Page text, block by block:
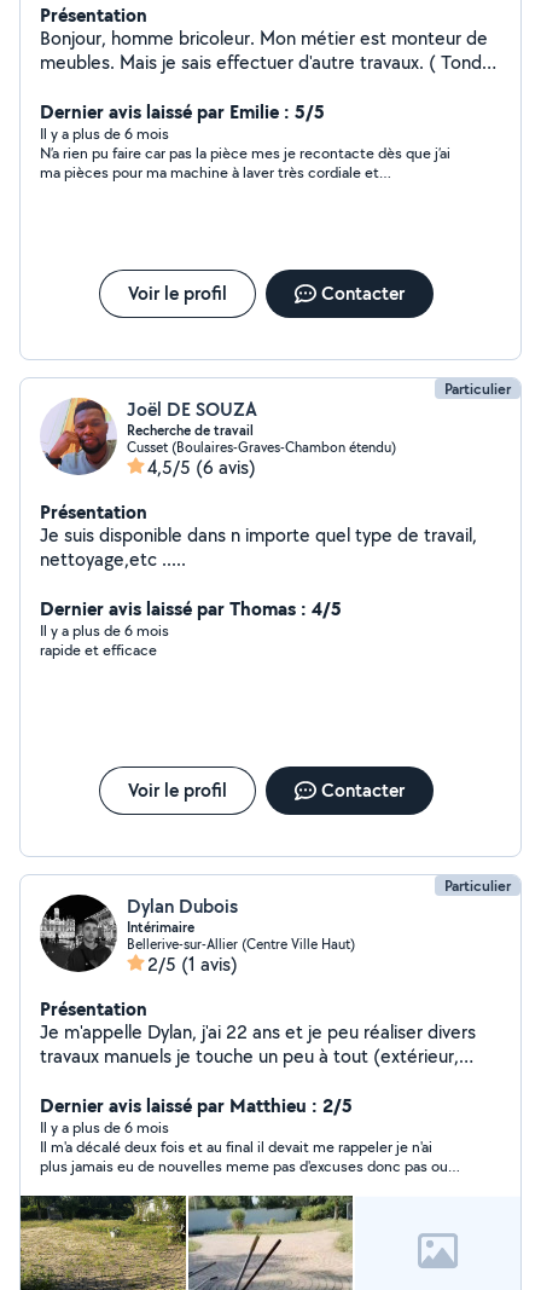
Présentation
Bonjour, homme bricoleur. Mon métier est monteur de
meubles. Mais je sais effectuer d'autre travaux. ( Tondre
Dernier avis laissé par Emilie : 5/5
Il y a plus de 6 mois
N’a rien pu faire car pas la pièce mes je recontacte dès que j’ai
ma pièces pour ma machine à laver très cordiale et
Voir le profil Contacter
Particulier
Joël DE SOUZA
Recherche de travail
Cusset (Boulaires-Graves-Chambon étendu)
4,5/5 (6 avis)
Présentation
Je suis disponible dans n importe quel type de travail,
nettoyage,etc .....
Dernier avis laissé par Thomas : 4/5
Il y a plus de 6 mois
rapide et efficace
Voir le profil Contacter
Particulier
Dylan Dubois
Intérimaire
Bellerive-sur-Allier (Centre Ville Haut)
2/5 (1 avis)
Présentation
Je m'appelle Dylan, j'ai 22 ans et je peu réaliser divers
travaux manuels je touche un peu à tout (extérieur,
genre, livraison rapide, réparation de petite mécanique)
n'hésitez pas à faire une demande si vous avez besoin
de plus de renseignements
Dernier avis laissé par Matthieu : 2/5
Il y a plus de 6 mois
Il m'a décalé deux fois et au final il devait me rappeler je n'ai
plus jamais eu de nouvelles meme pas d'excuses donc pas ouf